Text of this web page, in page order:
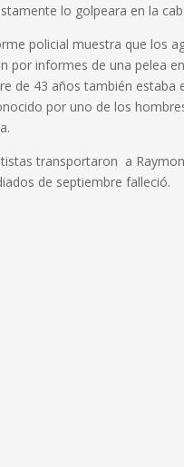
lo golpeara en la
policial muestra que los
por informes de una pelea
de 43 años también estaba
por uno de los
transportaron a
de septiembre falleció.